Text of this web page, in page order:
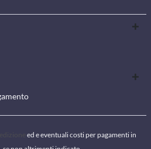
ed e eventuali costi per pagamenti in